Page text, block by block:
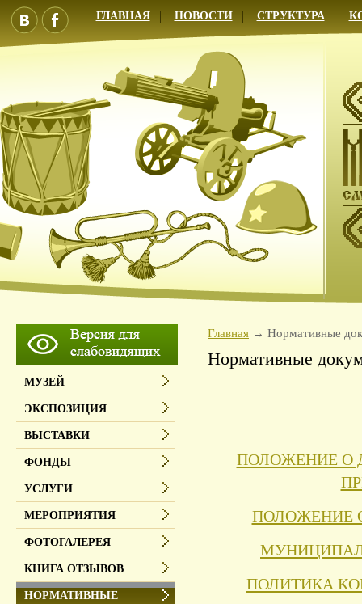
ГЛАВНАЯ НОВОСТИ СТРУКТУРА
Главная Нормативные
Нормативные
ПОЛОЖЕНИЕ О
ПОЛОЖЕНИЕ
ПОЛИТИКА
МУЗЕЙ
ЭКСПОЗИЦИЯ
ВЫСТАВКИ
ФОНДЫ
УСЛУГИ
МЕРОПРИЯТИЯ
ФОТОГАЛЕРЕЯ
КНИГА ОТЗЫВОВ
НОРМАТИВНЫЕ